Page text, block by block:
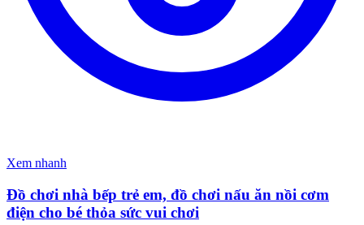
Xem nhanh
Đồ chơi nhà bếp trẻ em, đồ chơi nấu ăn nồi cơm
điện cho bé thỏa sức vui chơi